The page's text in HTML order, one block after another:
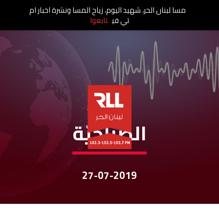
نشرات الأخبار
الصباحيّة
27-07-2019
مسا لبنان الحر، شهيد اليوم، زياح المسا ونشرة اخبار ام
تي في تابعوا